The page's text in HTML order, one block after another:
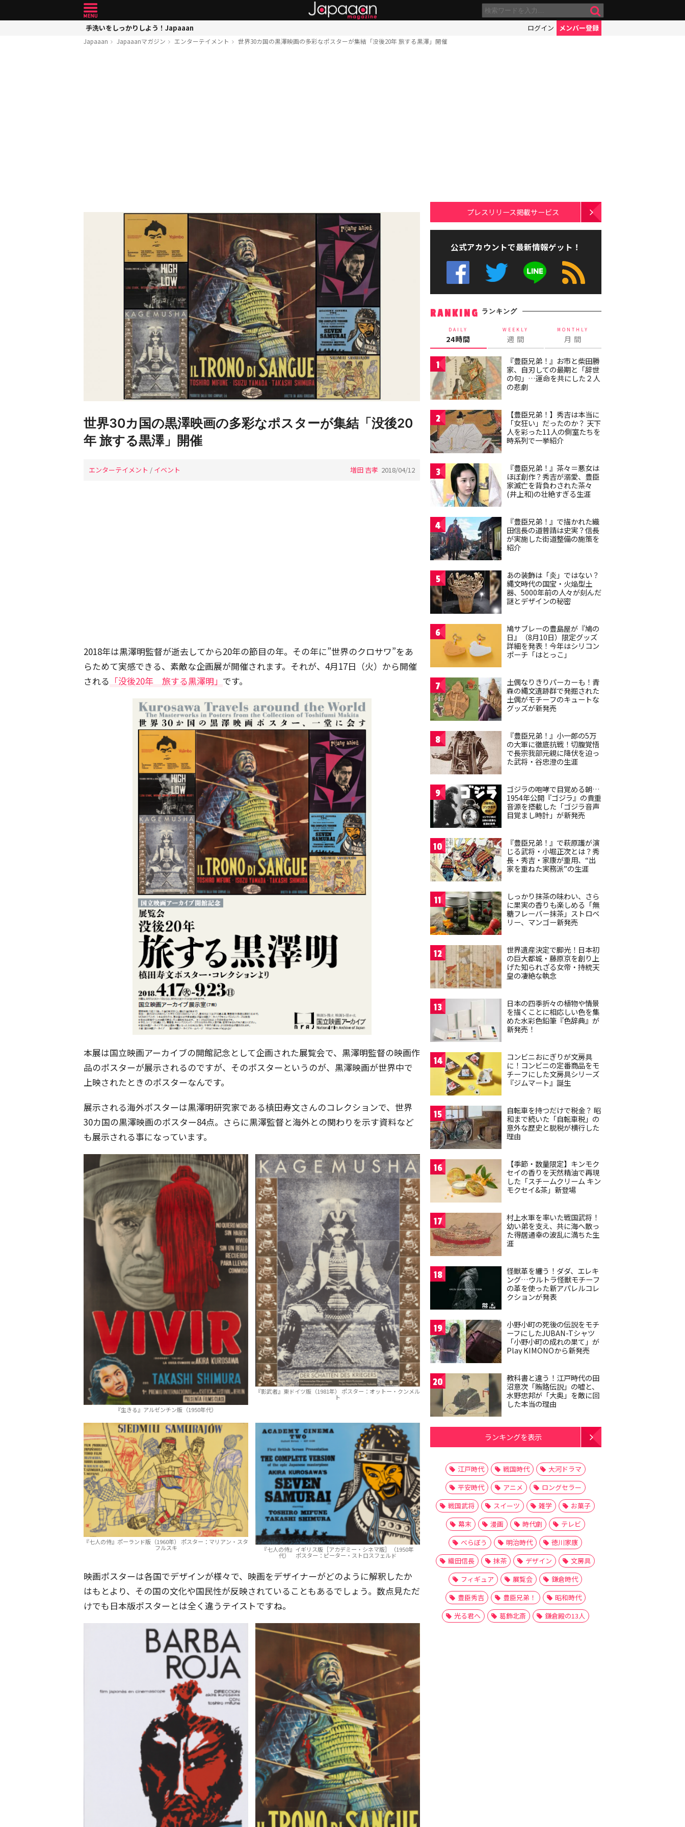
手洗いをしっかりしよう！Japaaan ログイン メンバー登録
Japaaan Japaaanマガジン エンターテイメント 世界30カ国の黒澤映画の多彩なポスターが集結「没後20年 旅する黒澤」開催
世界30カ国の黒澤映画の多彩なポスターが集結「没後20
年 旅する黒澤」開催
エンターテイメント / イベント 増田 吉孝 2018/04/12
2018年は黒澤明監督が逝去してから20年の節目の年。その年に”世界のクロサワ”をあ
らためて実感できる、素敵な企画展が開催されます。それが、4月17日（火）から開催
される 「没後20年 旅する黒澤明」 です。
本展は国立映画アーカイブの開館記念として企画された展覧会で、黒澤明監督の映画作
品のポスターが展示されるのですが、そのポスターというのが、黒澤映画が世界中で
上映されたときのポスターなんです。
展示される海外ポスターは黒澤明研究家である槙田寿文さんのコレクションで、世界
30カ国の黒澤映画のポスター84点。さらに黒澤監督と海外との関わりを示す資料など
も展示される事になっています。
『生きる』アルゼンチン版（1950年代）
『影武者』東ドイツ版（1981年） ポスター：オットー・クンメル
ト
『七人の侍』ポーランド版（1960年） ポスター：マリアン・スタ
フルスキ 『七人の侍』イギリス版［アカデミー・シネマ版］（1950年
代） ポスター：ピーター・ストロスフェルド
映画ポスターは各国でデザインが様々で、映画をデザイナーがどのように解釈したか
はもとより、その国の文化や国民性が反映されていることもあるでしょう。数点見ただ
けでも日本版ポスターとは全く違うテイストですね。
プレスリリース掲載サービス
公式アカウントで最新情報ゲット！
RANKING ランキング
DAILY
24時間
WEEKLY
週 間
MONTHLY
月 間
1
『豊臣兄弟！』お市と柴田勝
家、自刃しての最期と「辞世
の句」…運命を共にした２人
の悲劇
2
【豊臣兄弟！】秀吉は本当に
「女狂い」だったのか？ 天下
人を彩った11人の側室たちを
時系列で一挙紹介
3
『豊臣兄弟！』茶々＝悪女は
ほぼ創作？秀吉が溺愛、豊臣
家滅亡を背負わされた茶々
(井上和)の壮絶すぎる生涯
4
『豊臣兄弟！』で描かれた織
田信長の道普請は史実？信長
が実施した街道整備の施策を
紹介
5
あの装飾は「炎」ではない？
縄文時代の国宝・火焔型土
器、5000年前の人々が刻んだ
謎とデザインの秘密
6
鳩サブレーの豊島屋が『鳩の
日』（8月10日）限定グッズ
詳細を発表！今年はシリコン
ポーチ「はとっこ」
7
土偶なりきりパーカーも！青
森の縄文遺跡群で発掘された
土偶がモチーフのキュートな
グッズが新発売
8
『豊臣兄弟！』小一郎の5万
の大軍に徹底抗戦！切腹覚悟
で長宗我部元親に降伏を迫っ
た武将・谷忠澄の生涯
9
ゴジラの咆哮で目覚める朝…
1954年公開『ゴジラ』の貴重
音源を搭載した「ゴジラ音声
目覚まし時計」が新発売
10
『豊臣兄弟！』で萩原護が演
じる武将・小堀正次とは？秀
長・秀吉・家康が重用、“出
家を重ねた実務派”の生涯
11
しっかり抹茶の味わい、さら
に果実の香りも楽しめる「無
糖フレーバー抹茶」ストロベ
リー、マンゴー新発売
12
世界遺産決定で脚光！日本初
の巨大都城・藤原京を創り上
げた知られざる女帝・持統天
皇の凄絶な執念
13
日本の四季折々の植物や情景
を描くことに相応しい色を集
めた水彩色鉛筆『色辞典』が
新発売！
14
コンビニおにぎりが文房具
に！コンビニの定番商品をモ
チーフにした文房具シリーズ
『ジムマート』誕生
15
自転車を持つだけで税金？ 昭
和まで続いた「自転車税」の
意外な歴史と脱税が横行した
理由
16
【季節・数量限定】キンモク
セイの香りを天然精油で再現
した「スチームクリーム キン
モクセイ&茶」新登場
17
村上水軍を率いた戦国武将！
幼い弟を支え、共に海へ散っ
た得居通幸の波乱に満ちた生
涯
18
怪獣革を纏う！ダダ、エレキ
ング…ウルトラ怪獣モチーフ
の革を使った新アパレルコレ
クションが発表
19
小野小町の死後の伝説をモチ
ーフにしたJUBAN-Tシャツ
「小野小町の成れの果て」が
Play KIMONOから新発売
20
教科書と違う！江戸時代の田
沼意次「賄賂伝説」の嘘と、
水野忠邦が「大奥」を敵に回
した本当の理由
ランキングを表示
江戸時代 戦国時代
大河ドラマ
平安時代
アニメ
ロングセラー
戦国武将
スイーツ 雑学
お菓子
幕末
漫画 時代劇
テレビ
べらぼう
明治時代
徳川家康
織田信長
抹茶 デザイン
文房具
フィギュア
展覧会
鎌倉時代
豊臣秀吉
豊臣兄弟！
昭和時代
光る君へ
葛飾北斎 鎌倉殿の13人